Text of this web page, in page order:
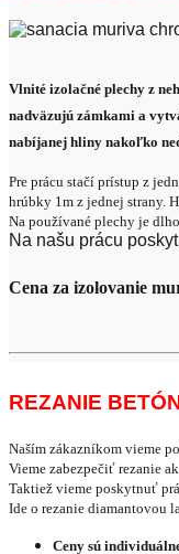
Vlnité izolačné plechy z
nadväzujú zámkami a
nabíjanej hliny nakoľko
Pre prácu stačí prístup z
hrúbky 1m z jednej strany.
Na používané plechy je
Na našu prácu
Cena za izolovanie
REZANIE
Naším zákazníkom vieme
Vieme zabezpečiť rezanie
Taktiež vieme poskytnuť
Ide o rezanie diamantovou
Ceny sú